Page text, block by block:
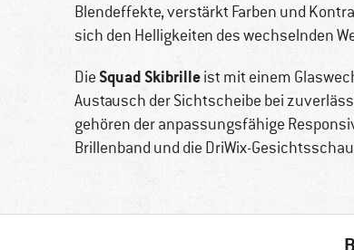
Blendeffekte, verstärkt Farben und
sich den Helligkeiten des wechselnden
DieSquad Skibrilleist mit einem
Austausch der Sichtscheibe bei
gehören der anpassungsfähige
Brillenband und die DriWix-